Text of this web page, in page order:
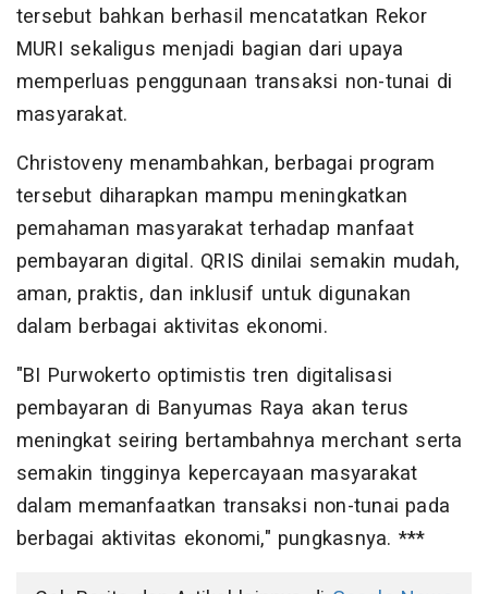
tersebut bahkan berhasil mencatatkan Rekor
MURI sekaligus menjadi bagian dari upaya
memperluas penggunaan transaksi non-tunai di
masyarakat.
Christoveny menambahkan, berbagai program
tersebut diharapkan mampu meningkatkan
pemahaman masyarakat terhadap manfaat
pembayaran digital. QRIS dinilai semakin mudah,
aman, praktis, dan inklusif untuk digunakan
dalam berbagai aktivitas ekonomi.
"BI Purwokerto optimistis tren digitalisasi
pembayaran di Banyumas Raya akan terus
meningkat seiring bertambahnya merchant serta
semakin tingginya kepercayaan masyarakat
dalam memanfaatkan transaksi non-tunai pada
berbagai aktivitas ekonomi," pungkasnya. ***